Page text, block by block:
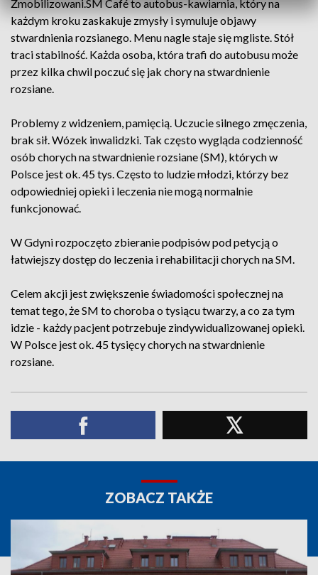
Zmobilizowani.SM Café to autobus-kawiarnia, który na
każdym kroku zaskakuje zmysły i symuluje objawy
stwardnienia rozsianego. Menu nagle staje się mgliste. Stół
traci stabilność. Każda osoba, która trafi do autobusu może
przez kilka chwil poczuć się jak chory na stwardnienie
rozsiane.
Problemy z widzeniem, pamięcią. Uczucie silnego zmęczenia,
brak sił. Wózek inwalidzki. Tak często wygląda codzienność
osób chorych na stwardnienie rozsiane (SM), których w
Polsce jest ok. 45 tys. Często to ludzie młodzi, którzy bez
odpowiedniej opieki i leczenia nie mogą normalnie
funkcjonować.
W Gdyni rozpoczęto zbieranie podpisów pod petycją o
łatwiejszy dostęp do leczenia i rehabilitacji chorych na SM.
Celem akcji jest zwiększenie świadomości społecznej na
temat tego, że SM to choroba o tysiącu twarzy, a co za tym
idzie - każdy pacjent potrzebuje zindywidualizowanej opieki.
W Polsce jest ok. 45 tysięcy chorych na stwardnienie
rozsiane.
ZOBACZ TAKŻE